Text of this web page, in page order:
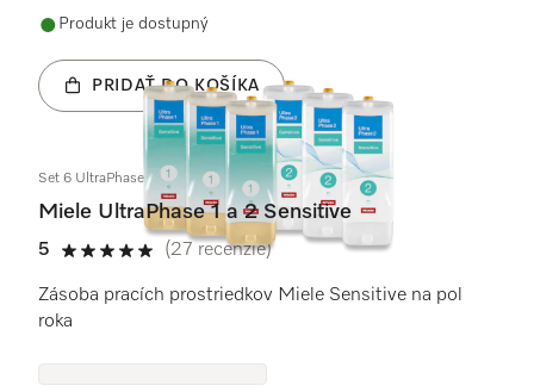
Produkt je dostupný
PRIDAŤ DO KOŠÍKA
Set 6 UltraPhase Sensitive
Miele UltraPhase 1 a 2 Sensitive
5
5 / 5
(27 recenzie)
Zásoba pracích prostriedkov Miele Sensitive na pol
roka